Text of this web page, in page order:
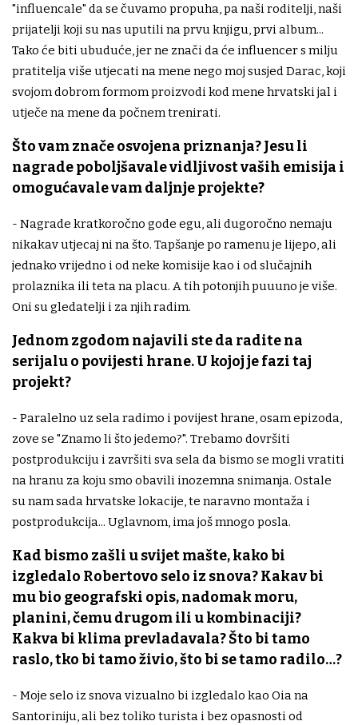
"influencale" da se čuvamo propuha, pa naši roditelji, naši
prijatelji koji su nas uputili na prvu knjigu, prvi album...
Tako će biti ubuduće, jer ne znači da će influencer s milju
pratitelja više utjecati na mene nego moj susjed Darac, koji
svojom dobrom formom proizvodi kod mene hrvatski jal i
utječe na mene da počnem trenirati.
Što vam znače osvojena priznanja? Jesu li
nagrade poboljšavale vidljivost vaših emisija i
omogućavale vam daljnje projekte?
- Nagrade kratkoročno gode egu, ali dugoročno nemaju
nikakav utjecaj ni na što. Tapšanje po ramenu je lijepo, ali
jednako vrijedno i od neke komisije kao i od slučajnih
prolaznika ili teta na placu. A tih potonjih puuuno je više.
Oni su gledatelji i za njih radim.
Jednom zgodom najavili ste da radite na
serijalu o povijesti hrane. U kojoj je fazi taj
projekt?
- Paralelno uz sela radimo i povijest hrane, osam epizoda,
zove se "Znamo li što jedemo?". Trebamo dovršiti
postprodukciju i završiti sva sela da bismo se mogli vratiti
na hranu za koju smo obavili inozemna snimanja. Ostale
su nam sada hrvatske lokacije, te naravno montaža i
postprodukcija... Uglavnom, ima još mnogo posla.
Kad bismo zašli u svijet mašte, kako bi
izgledalo Robertovo selo iz snova? Kakav bi
mu bio geografski opis, nadomak moru,
planini, čemu drugom ili u kombinaciji?
Kakva bi klima prevladavala? Što bi tamo
raslo, tko bi tamo živio, što bi se tamo radilo…?
- Moje selo iz snova vizualno bi izgledalo kao Oia na
Santoriniju, ali bez toliko turista i bez opasnosti od